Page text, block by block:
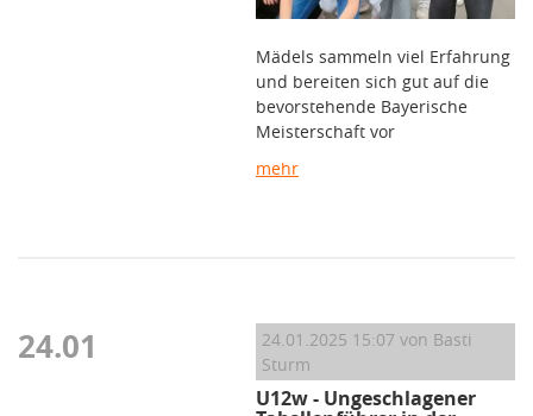
Mädels sammeln viel Erfahrung
und bereiten sich gut auf die
bevorstehende Bayerische
Meisterschaft vor
mehr
24.01 24.01.2025 15:07 von Basti
Sturm
U12w - Ungeschlagener